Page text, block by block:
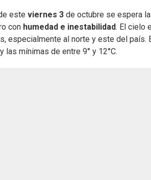
este viernes 3 de octubre se espera
con humedad e inestabilidad. El cielo
especialmente al norte y este del país.
las mínimas de entre 9° y 12°C.